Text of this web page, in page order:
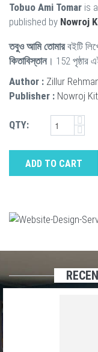
Tobuo Ami Tomar is
published by Nowroj
তবুও আমি তোমারবইটি
কিতাবিস্তান। 152 পৃষ্ঠার
Author : Zillur
Publisher : Nowroj
QTY:
ADD TO CART